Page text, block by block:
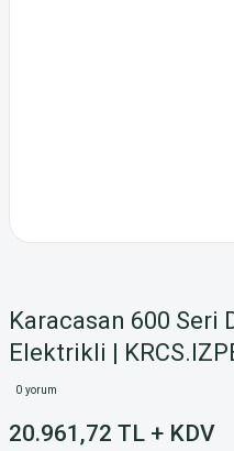
Karacasan 600 Seri
Elektrikli |
0 yorum
20.961,72 TL + KDV